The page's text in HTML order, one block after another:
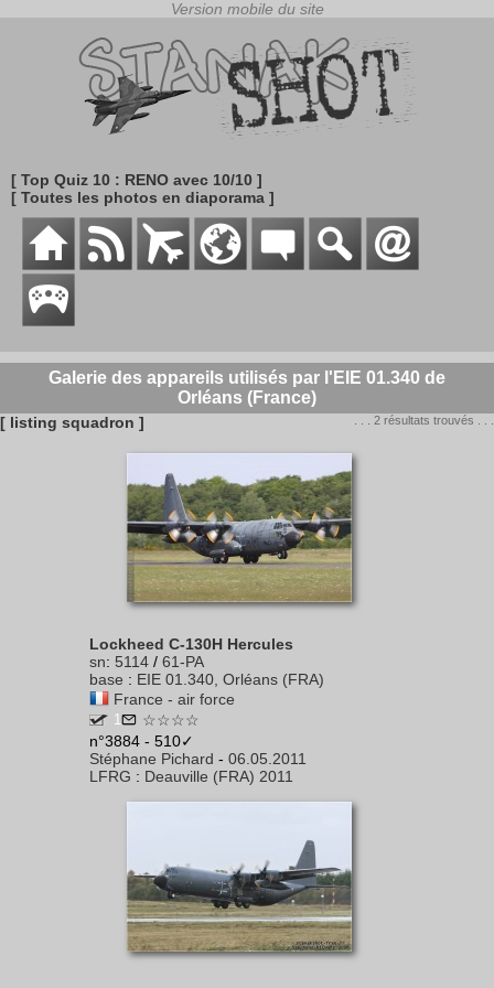
[ Top Quiz 10 : RENO avec 10/10 ]
[ Toutes les photos en diaporama ]
Galerie des appareils utilisés par l'EIE 01.340 de
Orléans (France)
[ listing squadron ] . . . 2 résultats trouvés . . .
Lockheed C-130H Hercules
sn: 5114 / 61-PA
base : EIE 01.340, Orléans (FRA)
France - air force
1
☆☆☆☆
n°3884 - 510✓
Stéphane Pichard - 06.05.2011
LFRG : Deauville (FRA) 2011